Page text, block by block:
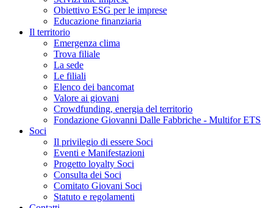
Obiettivo ESG per le imprese
Educazione finanziaria
Il territorio
Emergenza clima
Trova filiale
La sede
Le filiali
Elenco dei bancomat
Valore ai giovani
Crowdfunding, energia del territorio
Fondazione Giovanni Dalle Fabbriche - Multifor ETS
Soci
Il privilegio di essere Soci
Eventi e Manifestazioni
Progetto loyalty Soci
Consulta dei Soci
Comitato Giovani Soci
Statuto e regolamenti